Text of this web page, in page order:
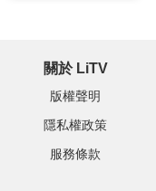
關於 LiTV
版權聲明
隱私權政策
服務條款